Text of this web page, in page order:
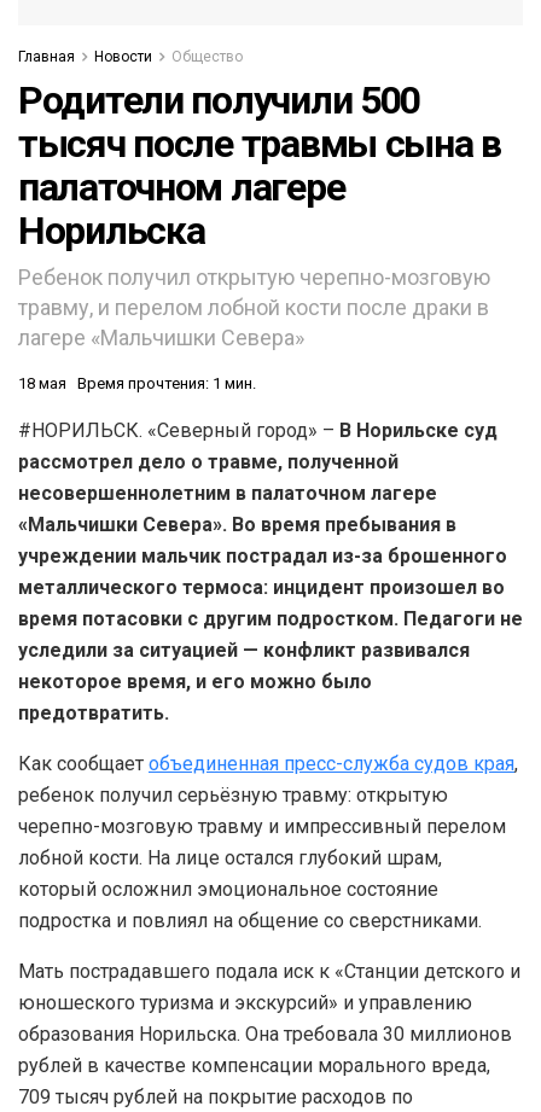
Главная Новости Общество
Родители получили 500
тысяч после травмы сына в
палаточном лагере
Норильска
Ребенок получил открытую черепно-мозговую
травму, и перелом лобной кости после драки в
лагере «Мальчишки Севера»
18 мая Время прочтения: 1 мин.
#НОРИЛЬСК. «Северный город» – В Норильске суд
рассмотрел дело о травме, полученной
несовершеннолетним в палаточном лагере
«Мальчишки Севера». Во время пребывания в
учреждении мальчик пострадал из-за брошенного
металлического термоса: инцидент произошел во
время потасовки с другим подростком. Педагоги не
уследили за ситуацией — конфликт развивался
некоторое время, и его можно было
предотвратить.
Как сообщает объединенная пресс-служба судов края,
ребенок получил серьёзную травму: открытую
черепно-мозговую травму и импрессивный перелом
лобной кости. На лице остался глубокий шрам,
который осложнил эмоциональное состояние
подростка и повлиял на общение со сверстниками.
Мать пострадавшего подала иск к «Станции детского и
юношеского туризма и экскурсий» и управлению
образования Норильска. Она требовала 30 миллионов
рублей в качестве компенсации морального вреда,
709 тысяч рублей на покрытие расходов по